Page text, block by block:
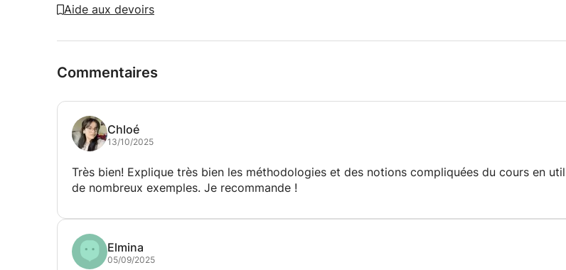
Aide aux devoirs
Commentaires
Chloé
13/10/2025
Très bien! Explique très bien les méthodologies et des notions compliquées du cours en
de nombreux exemples. Je recommande !
Elmina
05/09/2025